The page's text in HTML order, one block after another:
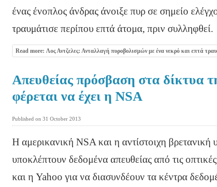
ένας ένοπλος άνδρας άνοιξε πυρ σε σημείο
τραυμάτισε περίπου επτά άτομα, πριν συλληφθεί.
Read more: Λος Αντζελες: Ανταλλαγή πυροβολισμών με ένα νεκρό και επτά
Απευθείας πρόσβαση στα δίκτυα
φέρεται να έχει η NSA
Published on 31 October 2013
Η αμερικανική NSA και η αντίστοιχη
υποκλέπτουν δεδομένα απευθείας από τις
και η Yahoo για να διασυνδέουν τα κέντρα